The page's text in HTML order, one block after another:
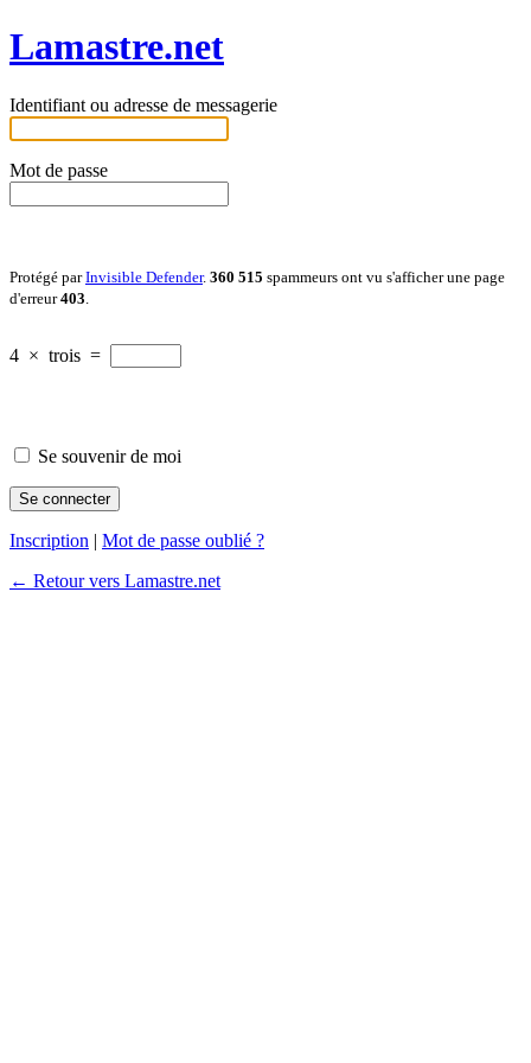
Lamastre.net
Identifiant ou adresse de messagerie
Mot de passe
Protégé parInvisible Defender. 360 515 spammeurs ont vu s'afficher une page
d'erreur403
4 × trois =
Se souvenir de moi
Inscription | Mot de passe oublié ?
← Retour vers Lamastre.net